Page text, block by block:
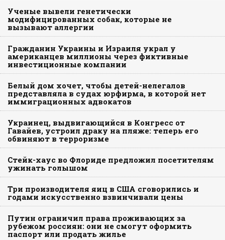
Ученые вывели генетически
модифицированных собак, которые не
вызывают аллергии
Гражданин Украины и Израиля украл у
американцев миллионы через фиктивные
инвестиционные компании
Белый дом хочет, чтобы детей-нелегалов
представляла в судах юрфирма, в которой нет
иммиграционных адвокатов
Украинец, выдвигающийся в Конгресс от
Гавайев, устроил драку на пляже: теперь его
обвиняют в терроризме
Стейк-хаус во Флориде предложил посетителям
ужинать голышом
Три производителя яиц в США сговорились и
годами искусственно взвинчивали цены
Путин ограничил права проживающих за
рубежом россиян: они не смогут оформить
паспорт или продать жилье